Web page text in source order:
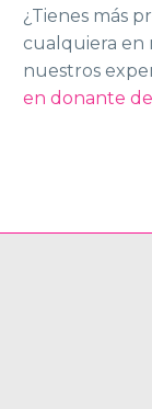
¿Tienes más
cualquiera en
nuestros
en donante